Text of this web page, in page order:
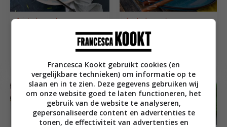
paddenstoelen, paksoi
Aziatische recepten
Zoetzure
roerbakschotel uit
Jamie’s kookboek
VEG
Aziatische recepten
Francesca Kookt gebruikt cookies (en
vergelijkbare technieken) om informatie op te
slaan en in te zien. Deze gegevens gebruiken wij
om onze website goed te laten functioneren, het
gebruik van de website te analyseren,
gepersonaliseerde content en advertenties te
tonen, de effectiviteit van advertenties en